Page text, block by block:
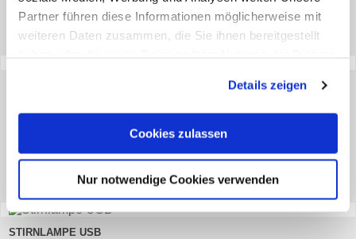
Partner führen diese Informationen möglicherweise mit
weiteren Daten zusammen, die Sie ihnen bereitgestellt
Cookies, wenn Sie unsere Webseite weiterhin nutzen.
Details zeigen
Cookies zulassen
Nur notwendige Cookies verwenden
PREFERENCEKARTEN DOPPELDEUTSCH 36 BLATT
20,81*
ZUM ARTIKEL
STIRNLAMPE USB